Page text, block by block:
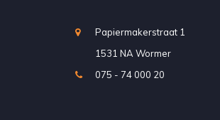
Papiermakerstraat 1
1531 NA Wormer
075 - 74 000 20